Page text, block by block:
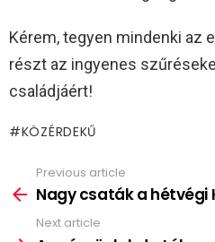
Kérem, tegyen mindenki az
részt az ingyenes
családjáért!
KÖZÉRDEKŰ
more
Previous article
Nagy csaták a hétvégi
Next article